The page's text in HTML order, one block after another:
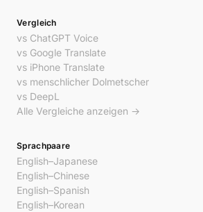
Vergleich
vs ChatGPT Voice
vs Google Translate
vs iPhone Translate
vs menschlicher Dolmetscher
vs DeepL
Alle Vergleiche anzeigen →
Sprachpaare
English–Japanese
English–Chinese
English–Spanish
English–Korean